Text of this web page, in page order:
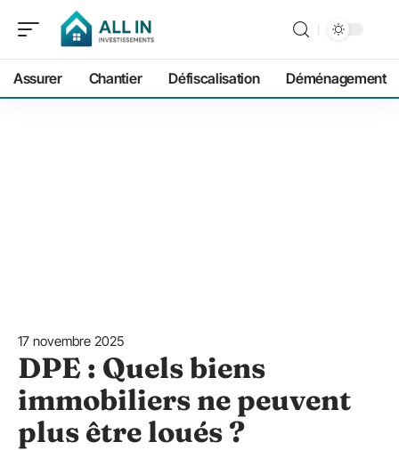
Assurer Chantier Défiscalisation Déménagement
17 novembre 2025
DPE : Quels biens
immobiliers ne peuvent
plus être loués ?